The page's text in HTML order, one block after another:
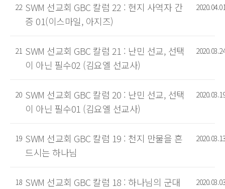
22 SWM 선교회 GBC 칼럼 22 : 현지 사역자 간
증 01(이스마일, 아지즈)
2020.04.01
21 SWM 선교회 GBC 칼럼 21 : 난민 선교, 선택
이 아닌 필수02 (김요엘 선교사)
2020.03.24
20 SWM 선교회 GBC 칼럼 20 : 난민 선교, 선택
이 아닌 필수01 (김요엘 선교사)
2020.03.19
19 SWM 선교회 GBC 칼럼 19 : 천지 만물을 흔
드시는 하나님
2020.03.13
18 SWM 선교회 GBC 칼럼 18 : 하나님의 군대
2020.03.03